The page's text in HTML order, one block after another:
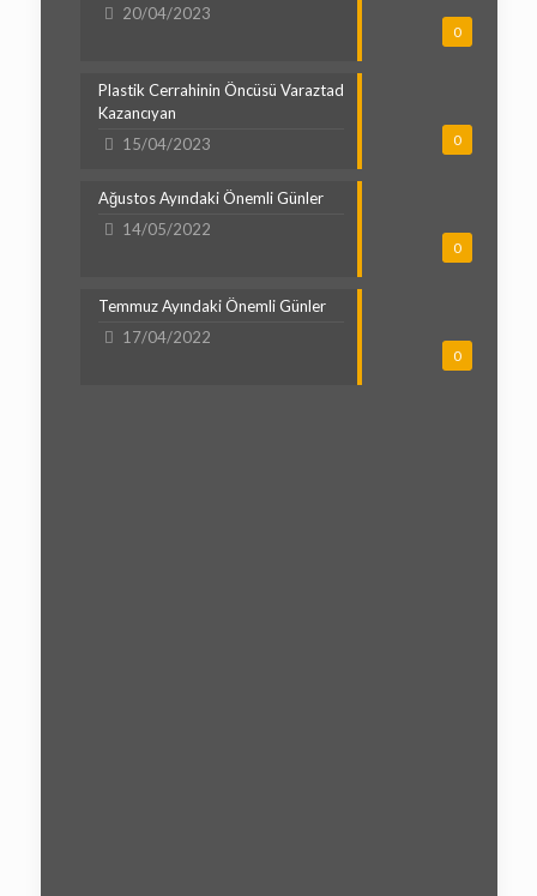
0
20/04/2023
0
Plastik Cerrahinin Öncüsü Varaztad
Kazancıyan
15/04/2023
0
Ağustos Ayındaki Önemli Günler
14/05/2022
0
Temmuz Ayındaki Önemli Günler
17/04/2022